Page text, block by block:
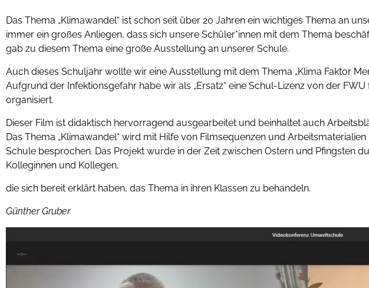
Das Thema „Klimawandel“ ist schon seit über 20 Jahren ein wichtiges Thema an
immer ein großes Anliegen, dass sich unsere Schüler*innen mit dem Thema
gab zu diesem Thema eine große Ausstellung an unserer Schule.
Auch dieses Schuljahr wollte wir eine Ausstellung mit dem Thema „Klima Faktor
Aufgrund der Infektionsgefahr habe wir als „Ersatz“ eine Schul-Lizenz von der FWU
organisiert.
Dieser Film ist didaktisch hervorragend ausgearbeitet und beinhaltet auch
Das Thema „Klimawandel“ wird mit Hilfe von Filmsequenzen und
Schule besprochen. Das Projekt wurde in der Zeit zwischen Ostern und Pfingsten
Kolleginnen und Kollegen,
die sich bereit erklärt haben, das Thema in ihren Klassen zu behandeln.
Günther Gruber